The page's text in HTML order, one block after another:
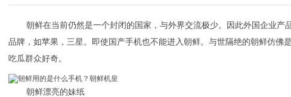
朝鲜在当前仍然是一个封闭的国家，与外界交流极少。因此外国企业产
品牌，如苹果，三星。即使国产手机也不能进入朝鲜。与世隔绝的朝鲜仿佛
吃瓜群众好奇。
朝鲜漂亮的妹纸